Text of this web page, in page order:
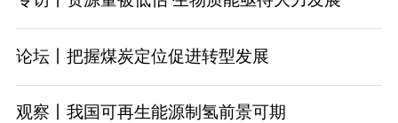
论坛丨把握煤炭定位促进转型发展
观察丨我国可再生能源制氢前景可期